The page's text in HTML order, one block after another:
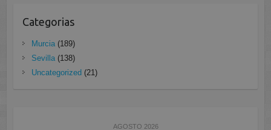
Categorias
Murcia(189)
Sevilla(138)
Uncategorized(21)
AGOSTO 2026